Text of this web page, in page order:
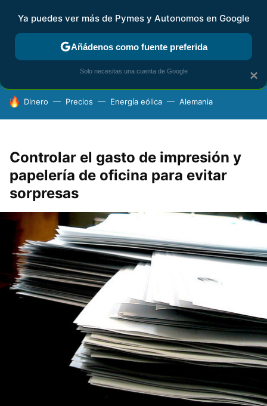
FISCALIDAD Y CONTABILIDAD KIT DIGITAL RENTA
HOY SE HABLA DE
Dinero Precios Energía eólica Alemania
Controlar el gasto de impresión y
papelería de oficina para evitar
sorpresas
×
Ya puedes ver más de Pymes y Autonomos en Google
Añádenos como fuente preferida
Solo necesitas una cuenta de Google